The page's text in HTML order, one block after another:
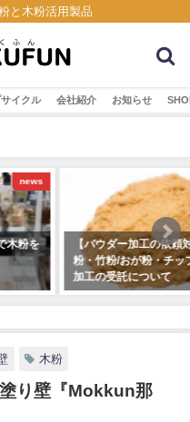
と木粉活用製品
イクル 会社紹介 お知らせ
木粉・竹粉
【パウダー加工の依頼対応】木
粉・竹粉/おが粉・チップなど粉砕
加工の受託について
木粉
り壁『Mokkun那